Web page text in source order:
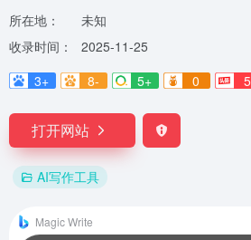
所在地：
未知
收录时间：
2025-11-25
3+
8- 5+ 0 5
打开网站
AI写作工具
Magic Write